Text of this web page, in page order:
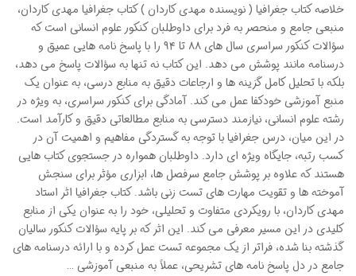
خلاصه کتاب جغرافیا ( نویسنده مهدی کاردان ) کتاب جغرافیا مهدی کاردان،
منبعی جامع و منحصر به فرد برای داوطلبان کنکور علوم انسانی است که
سؤالات کنکور سراسری سال های ۸۸ تا ۹۴ را با پاسخ نامه هایی عمیق و
درسنامه مانند پوشش می دهد. این کتاب نه تنها به سؤالات پاسخ می دهد،
بلکه با تحلیل کامل گزینه ها و ارجاعات دقیق به منابع درسی، به عنوان یک
منبع آموزشی خودکفا عمل می کند. آمادگی برای کنکور سراسری، به ویژه در
رشته علوم انسانی، نیازمند دسترسی به منابع مطالعاتی دقیق و کارآمد است.
در این میان، درس جغرافیا با توجه به گستردگی مفاهیم و اهمیت آن در
کسب رتبه، جایگاه ویژه ای دارد. داوطلبان همواره در جستجوی کتاب هایی
هستند که علاوه بر پوشش جامع سرفصل ها، ابزاری مؤثر برای سنجش
آموخته ها و تقویت مهارت های تست زنی باشد. کتاب جغرافیا اثر استاد
مهدی کاردان، با رویکردی متفاوت و تحلیلی، خود را به عنوان یکی از منابع
کلیدی در این مسیر معرفی می کند. این اثر که بر پایه سؤالات کنکور سالیان
گذشته بنا شده، فراتر از یک مجموعه تست عمل کرده و با ارائه درسنامه های
جامع در دل پاسخ نامه های تشریحی، عملاً به منبعی آموزشی …